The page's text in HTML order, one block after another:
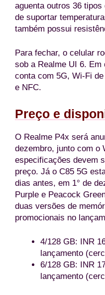
aguenta outros 36
de suportar
também possui
Para fechar, o celular
sob a Realme UI 6.
conta com 5G, Wi-Fi
e NFC.
Preço e
O Realme P4x será
dezembro, junto com o
especificações devem
preço. Já o C85 5G
dias antes, em 1° de
Purple e Peacock
duas versões de
promocionais no
4/128 GB: INR
lançamento
6/128 GB: INR
lançamento